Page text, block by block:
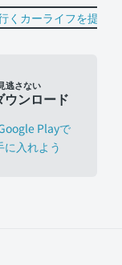
逃さない
ンロード